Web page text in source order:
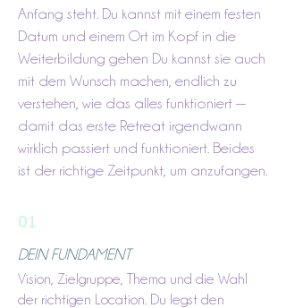
Anfang steht. Du kannst mit einem festen
Datum und einem Ort im Kopf in die
Weiterbildung gehen Du kannst sie auch
mit dem Wunsch machen, endlich zu
verstehen, wie das alles funktioniert —
damit das erste Retreat irgendwann
wirklich passiert und funktioniert. Beides
ist der richtige Zeitpunkt, um anzufangen.
01
DEIN FUNDAMENT
Vision, Zielgruppe, Thema und die Wahl
der richtigen Location. Du legst den